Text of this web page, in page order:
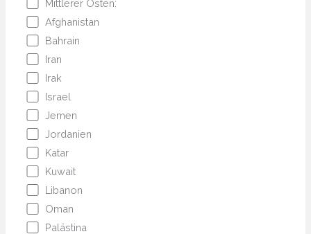
Mittlerer Osten:
Afghanistan
Bahrain
Iran
Irak
Israel
Jemen
Jordanien
Katar
Kuwait
Libanon
Oman
Palästina